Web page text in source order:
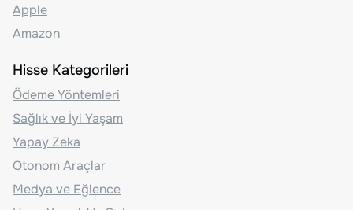
Apple
Amazon
Hisse Kategorileri
Ödeme Yöntemleri
Sağlık ve İyi Yaşam
Yapay Zeka
Otonom Araçlar
Medya ve Eğlence